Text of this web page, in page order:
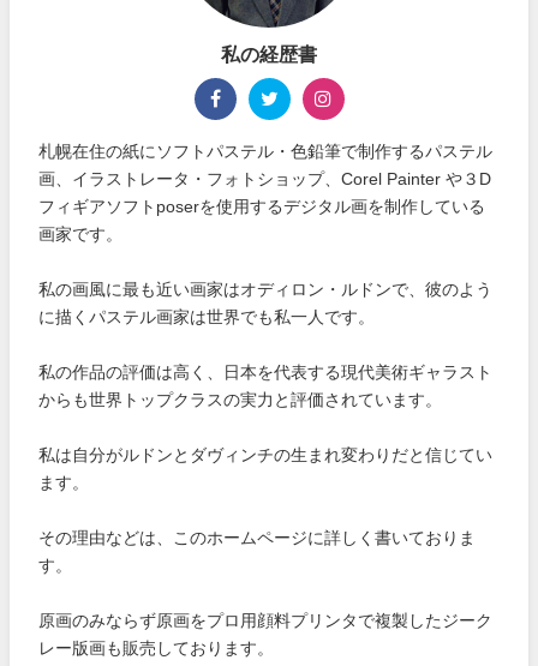
私の経歴書
札幌在住の紙にソフトパステル・色鉛筆で制作するパステル
画、イラストレータ・フォトショップ、Corel Painter や３D
フィギアソフトposerを使用するデジタル画を制作している
画家です。
私の画風に最も近い画家はオディロン・ルドンで、彼のよう
に描くパステル画家は世界でも私一人です。
私の作品の評価は高く、日本を代表する現代美術ギャラスト
からも世界トップクラスの実力と評価されています。
私は自分がルドンとダヴィンチの生まれ変わりだと信じてい
ます。
その理由などは、このホームページに詳しく書いておりま
す。
原画のみならず原画をプロ用顔料プリンタで複製したジーク
レー版画も販売しております。